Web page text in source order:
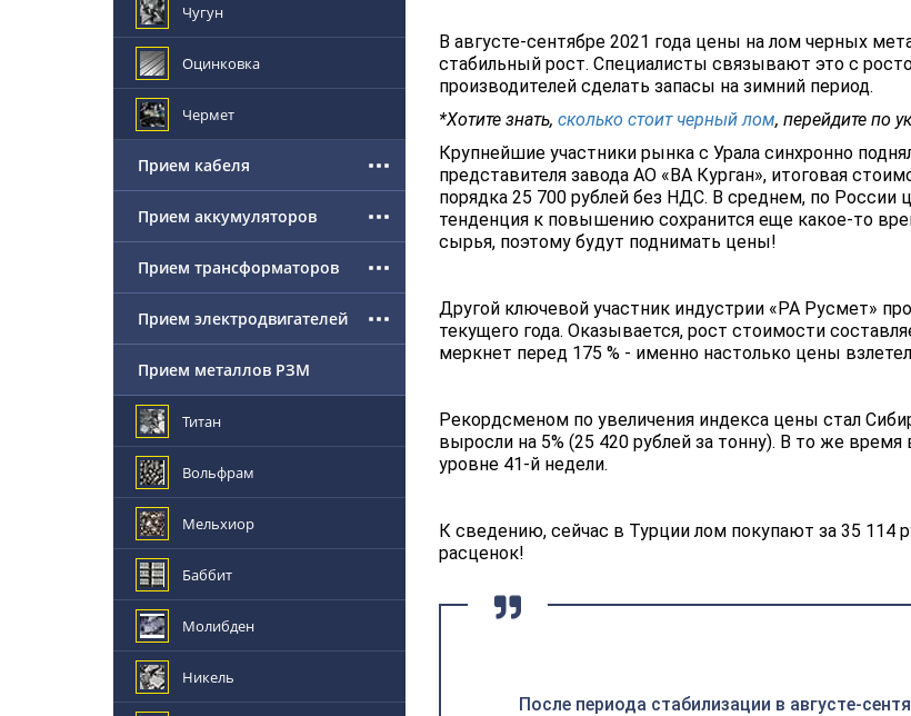
В августе-сентябре 2021 года цены на лом черных
стабильный рост. Специалисты связывают это с
производителей сделать запасы на зимний период.
*Хотите знать, сколько стоит черный лом, перейдите по
Крупнейшие участники рынка с Урала синхронно
представителя завода АО «ВА Курган», итоговая
порядка 25 700 рублей без НДС. В среднем, по России
тенденция к повышению сохранится еще какое-то
сырья, поэтому будут поднимать цены!
Другой ключевой участник индустрии «РА Русмет»
текущего года. Оказывается, рост стоимости
меркнет перед 175 % - именно настолько цены
Рекордсменом по увеличения индекса цены стал
выросли на 5% (25 420 рублей за тонну). В то же
уровне 41-й недели.
К сведению, сейчас в Турции лом покупают за 35 114
расценок!
После периода стабилизации в августе-
Чугун
Оцинковка
Чермет
Прием кабеля
Прием аккумуляторов
Прием трансформаторов
Прием электродвигателей
Прием металлов РЗМ
Титан
Вольфрам
Мельхиор
Баббит
Молибден
Никель